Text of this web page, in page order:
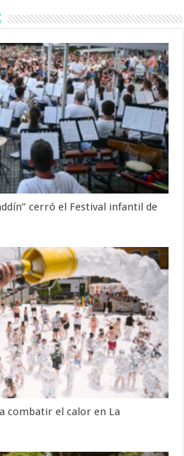
cerró el Festival infantil de
combatir el calor en La